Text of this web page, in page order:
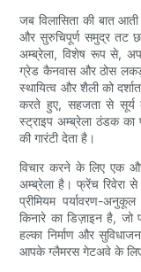
जब विलासिता की बात
और सुरुचिपूर्ण समुद्र तट
अम्ब्रेला, विशेष रूप से,
ग्रेड कैनवास और ठोस लकड़ी
स्थायित्व और शैली को
करते हुए, सहजता से
स्ट्राइप अम्ब्रेला ठंडक का
की गारंटी देता है।
विचार करने के लिए एक और
अम्ब्रेला है। फ्रेंच रिवेरा से
प्रीमियम पर्यावरण-
किनारे का डिज़ाइन है, जो
हल्का निर्माण और
आपके ग्लैमरस गेटअवे के लिए